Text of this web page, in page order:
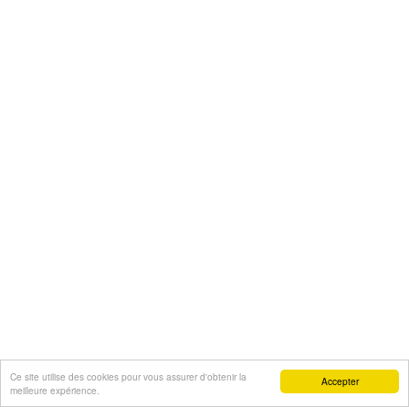
Accepter
Ce site utilise des cookies pour vous assurer d'obtenir la
meilleure expérience.